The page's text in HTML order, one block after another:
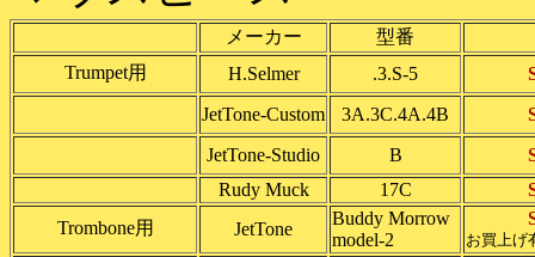
メーカー
型番
Trumpet用
H.Selmer .3.S-5
JetTone-Custom
3A.3C.4A.4B
JetTone-Studio
B
Rudy Muck
17C
Trombone用
JetTone
Buddy Morrow
model-2
お買上げ